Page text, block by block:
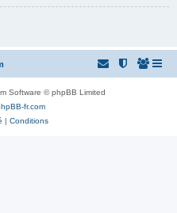
Software © phpBB Limited
fr.com
| Conditions